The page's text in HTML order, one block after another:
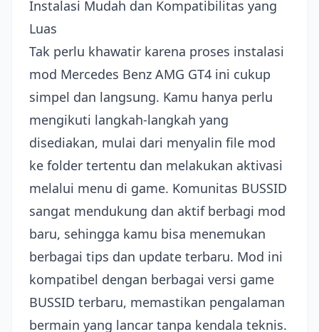
Instalasi Mudah dan Kompatibilitas yang
Luas
Tak perlu khawatir karena proses instalasi
mod Mercedes Benz AMG GT4 ini cukup
simpel dan langsung. Kamu hanya perlu
mengikuti langkah-langkah yang
disediakan, mulai dari menyalin file mod
ke folder tertentu dan melakukan aktivasi
melalui menu di game. Komunitas BUSSID
sangat mendukung dan aktif berbagi mod
baru, sehingga kamu bisa menemukan
berbagai tips dan update terbaru. Mod ini
kompatibel dengan berbagai versi game
BUSSID terbaru, memastikan pengalaman
bermain yang lancar tanpa kendala teknis.